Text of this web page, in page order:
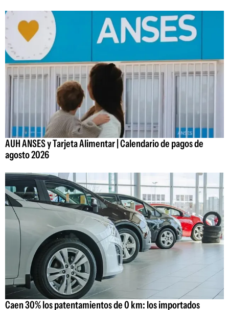
AUH ANSES y Tarjeta Alimentar | Calendario de pagos de
agosto 2026
Caen 30% los patentamientos de 0 km: los importados